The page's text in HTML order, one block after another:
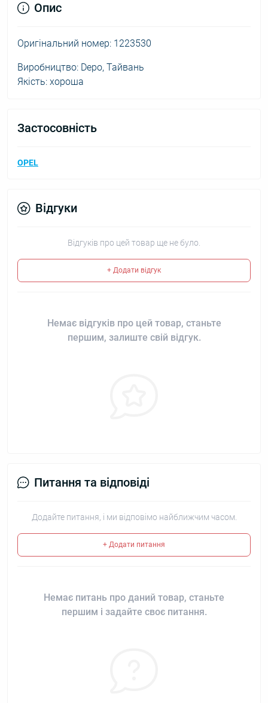
Опис
Оригінальний номер: 1223530
Виробництво: Depo, Тайвань
Якість: хороша
Застосовність
OPEL
Відгуки
Відгуків про цей товар ще не було.
+ Додати відгук
Немає відгуків про цей товар, станьте
першим, залиште свій відгук.
Питання та відповіді
Додайте питання, і ми відповімо найближчим часом.
+ Додати питання
Немає питань про даний товар, станьте
першим і задайте своє питання.